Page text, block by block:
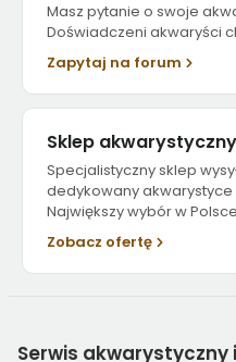
Masz pytanie o swoje
Doświadczeni akwaryści
Zapytaj na forum
Sklep akwarystyczny
Specjalistyczny sklep
dedykowany akwarystyce
Największy wybór w
Zobacz ofertę
Serwis akwarystyczny